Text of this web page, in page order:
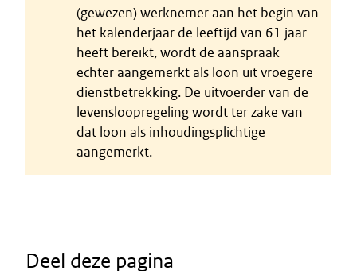
(gewezen) werknemer aan het begin van
het kalenderjaar de leeftijd van 61 jaar
heeft bereikt, wordt de aanspraak
echter aangemerkt als loon uit vroegere
dienstbetrekking. De uitvoerder van de
levensloopregeling wordt ter zake van
dat loon als inhoudingsplichtige
aangemerkt.
Deel deze pagina